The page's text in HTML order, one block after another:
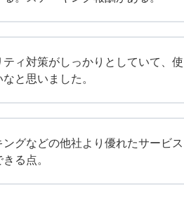
ティ対策がしっかりとしていて、使
と思いました。
ングなどの他社より優れたサービス
る点。